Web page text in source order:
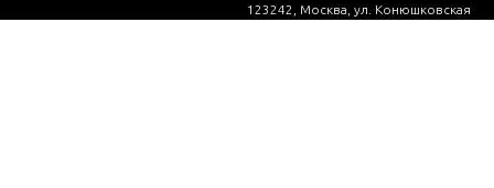
123242, Москва, ул. Конюшковская